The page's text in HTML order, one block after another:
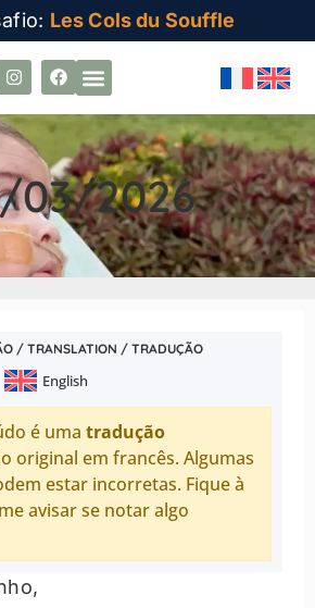
Les Cols du Souffle
03/2026
/ TRANSLATION / TRADUÇÃO
English
é umatradução
original em francês. Algumas
estar incorretas. Fique à
avisar se notar algo